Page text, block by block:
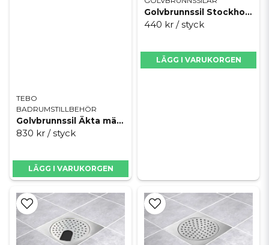
TEBO
BADRUMSTILLBEHÖR
Golvbrunnssil Äkta mässing
830 kr / styck
LÄGG I VARUKORGEN
Golvbrunnssil Stockholm Borstad syrafast M/U
440 kr / styck
LÄGG I VARUKORGEN